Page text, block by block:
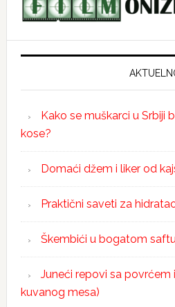
Kako se muškarci u Srbiji
kose?
Domaći džem i liker od
Praktični saveti za
Škembići u bogatom
Juneći repovi sa povrćem
kuvanog mesa)